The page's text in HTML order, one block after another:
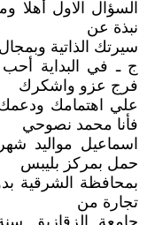
السؤال الاول أهلا
نبذة عن
سيرتك الذاتية
ج ـ في البداية
فرج عزو واشكرك
علي اهتمامك
فأنا محمد نصوحي
حمل بمركز بليبس
بمحافظة الشرقية
تجارة من